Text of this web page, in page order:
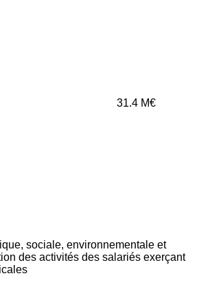
31.4 M€
sociale, environnementale et
des activités des salariés exerçant